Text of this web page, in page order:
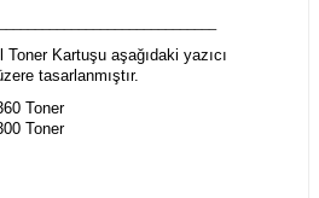
Toner Kartuşu aşağıdaki yazıcı
tasarlanmıştır.
Toner
Toner